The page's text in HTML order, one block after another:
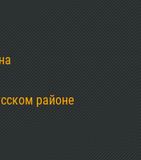
районе